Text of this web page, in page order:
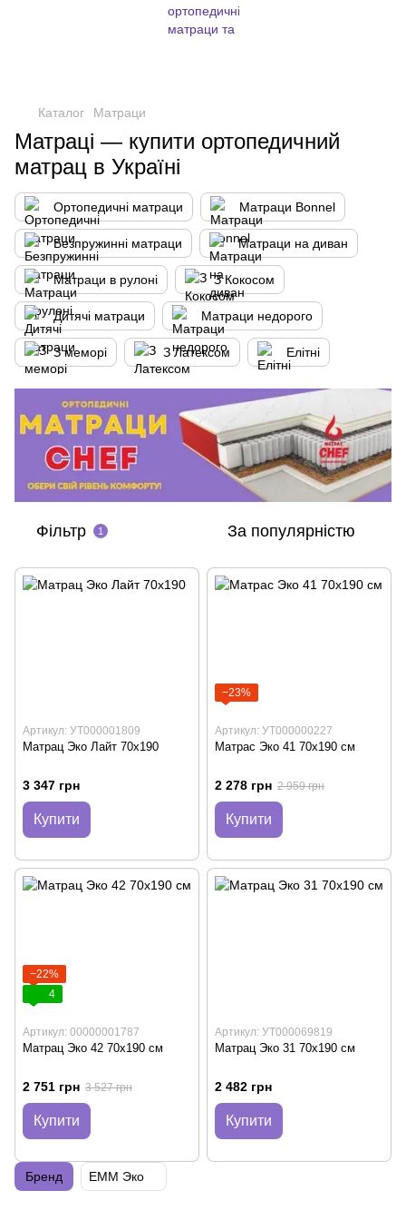
Каталог Матраци
Матраці — купити ортопедичний
матрац в Україні
Ортопедичні матраци Матраци Bonnel
Безпружинні матраци Матраци на диван
Матраци в рулоні З Кокосом
Дитячі матраци Матраци недорого
З меморі З Латексом Елітні
Фільтр 1 За популярністю
Артикул: УТ000001809
Матрац Эко Лайт 70х190
3 347 грн
Купити
−23%
Артикул: УТ000000227
Матрас Эко 41 70х190 см
2 278 грн 2 959 грн
Купити
−22%
4
Артикул: 00000001787
Матрац Эко 42 70х190 см
2 751 грн 3 527 грн
Купити
Артикул: УТ000069819
Матрац Эко 31 70х190 см
2 482 грн
Купити
Бренд EMM Эко